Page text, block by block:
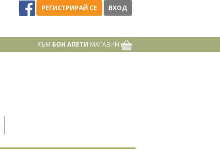
РЕГИСТРИРАЙ СЕ ВХОД
КЪМ БОН АПЕТИ МАГАЗИН